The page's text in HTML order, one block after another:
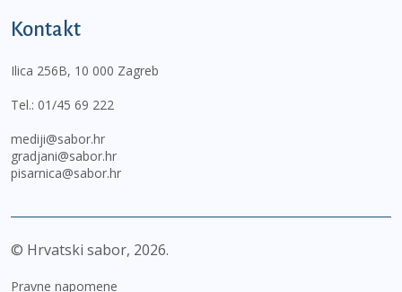
Kontakt
Ilica 256B, 10 000 Zagreb
Tel.: 01/45 69 222
mediji@sabor.hr
gradjani@sabor.hr
pisarnica@sabor.hr
© Hrvatski sabor, 2026
Pravne napomene